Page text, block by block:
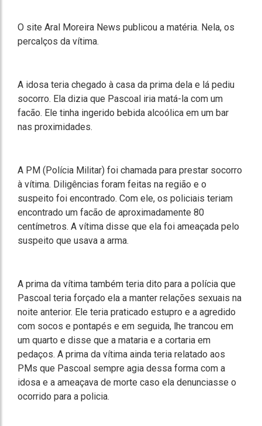
O site Aral Moreira News publicou a matéria. Nela, os
percalços da vítima.
A idosa teria chegado à casa da prima dela e lá pediu
socorro. Ela dizia que Pascoal iria matá-la com um
facão. Ele tinha ingerido bebida alcoólica em um bar
nas proximidades.
A PM (Polícia Militar) foi chamada para prestar socorro
à vítima. Diligências foram feitas na região e o
suspeito foi encontrado. Com ele, os policiais teriam
encontrado um facão de aproximadamente 80
centímetros. A vítima disse que ela foi ameaçada pelo
suspeito que usava a arma.
A prima da vítima também teria dito para a polícia que
Pascoal teria forçado ela a manter relações sexuais na
noite anterior. Ele teria praticado estupro e a agredido
com socos e pontapés e em seguida, lhe trancou em
um quarto e disse que a mataria e a cortaria em
pedaços. A prima da vítima ainda teria relatado aos
PMs que Pascoal sempre agia dessa forma com a
idosa e a ameaçava de morte caso ela denunciasse o
ocorrido para a policia.